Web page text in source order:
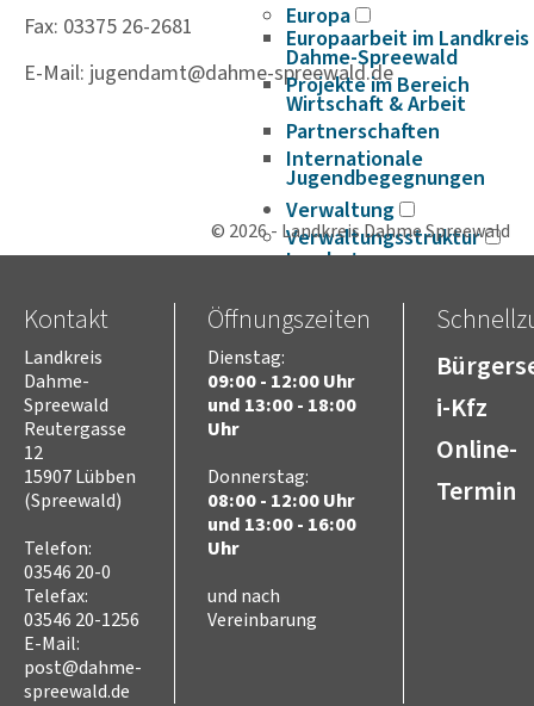
Europa
Europaarbeit im Landkreis
Dahme-Spreewald
Projekte im Bereich
Wirtschaft & Arbeit
Partnerschaften
Internationale
Jugendbegegnungen
Verwaltung
Verwaltungsstruktur
Landrat
Schulen und innere
Verwaltung
Dezernat für Ordnung,
Recht, Verbraucherschutz
und
Europaangelegenheiten
Dezernat für Verkehr,
Bauen, Umwelt und Wirt­
schaft
Dezernat für Soziales,
Jugend, Gesundheit,
Amtsblätter
Fax: 03375 26-2681
E-Mail: jugendamt@dahme-spreewald.de
© 2026 - Landkreis Dahme Spreewald
Kontakt
Landkreis
Dahme-
Spreewald
Reutergasse
12
15907 Lübben
(Spreewald)
Telefon:
03546 20-0
Telefax:
03546 20-1256
E-Mail:
post@dahme-
spreewald.de
Öffnungszeiten
Dienstag:
09:00 - 12:00 Uhr
und 13:00 - 18:00
Uhr
Donnerstag:
08:00 - 12:00 Uhr
und 13:00 - 16:00
Uhr
und nach
Vereinbarung
i-Kfz
Online-
Termin